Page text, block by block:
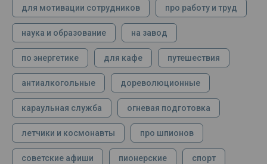
для мотивации сотрудников про работу и труд
наука и образование на завод
по энергетике для кафе путешествия
антиалкогольные дореволюционные
караульная служба огневая подготовка
летчики и космонавты про шпионов
советские афиши пионерские спорт